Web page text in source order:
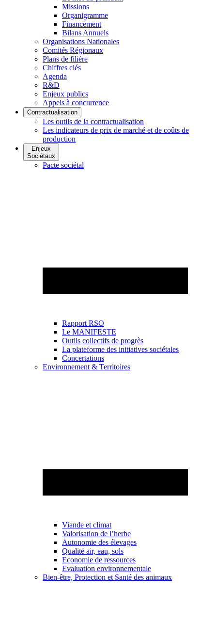
Missions
Organigramme
Financement
Bilans Annuels
Organisations Nationales
Comités Régionaux
Plans de filière
Chiffres clés
Agenda
R&D
Enjeux publics
Appels à concurrence
Contractualisation
Les outils de la contractualisation
Les indicateurs de prix de marché et de coûts de
production
Enjeux
Sociétaux
Pacte sociétal
Rapport RSO
Le MANIFESTE
Outils collectifs de progrès
La plateforme des initiatives sociétales
Concertations
Environnement & Territoires
Viande et climat
Valorisation de l’herbe
Autonomie des élevages
Qualité air, eau, sols
Economie de ressources
Evaluation environnementale
Bien-être, Protection et Santé des animaux